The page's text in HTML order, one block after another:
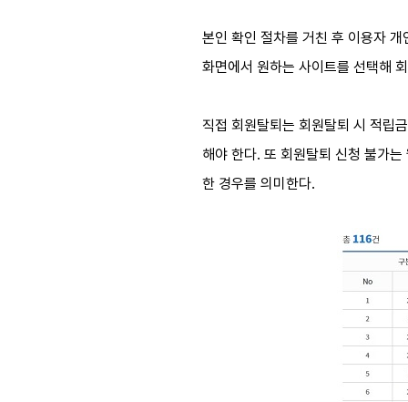
본인 확인 절차를 거친 후 이용자
화면에서 원하는 사이트를 선택해
직접 회원탈퇴는 회원탈퇴 시 적립
해야 한다. 또 회원탈퇴 신청 불가
한 경우를 의미한다.